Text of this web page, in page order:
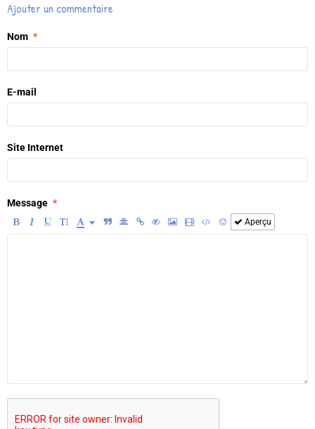
Ajouter un commentaire
Nom
E-mail
Site Internet
Message
Aperçu